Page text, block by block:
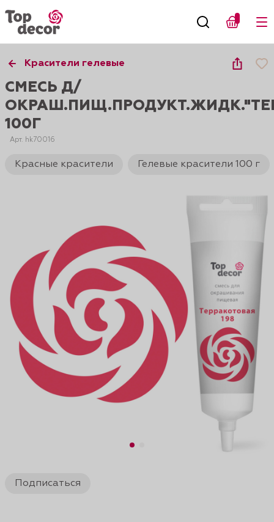
Красители гелевые
СМЕСЬ Д/
100Г
Арт. hk70016
Красные красители Гелевые красители 100 г
Подписаться